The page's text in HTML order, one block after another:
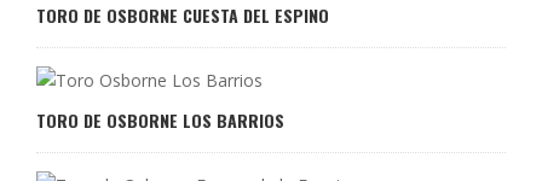
TORO DE OSBORNE CUESTA DEL ESPINO
TORO DE OSBORNE LOS BARRIOS